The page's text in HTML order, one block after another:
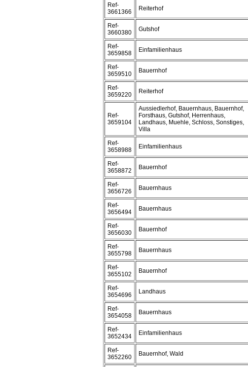
Ref-
3661366
Reiterhof
Ref-
3660380
Gutshof
Ref-
3659858
Einfamilienhaus
Ref-
3659510
Bauernhof
Ref-
3659220
Reiterhof
Ref-
3659104
Aussiedlerhof, Bauernhaus, Bauernhof,
Forsthaus, Gutshof, Herrenhaus,
Landhaus, Muehle, Schloss, Sonstiges,
Villa
Ref-
3658988
Einfamilienhaus
Ref-
3658872
Bauernhof
Ref-
3656726
Bauernhaus
Ref-
3656494
Bauernhaus
Ref-
3656030
Bauernhof
Ref-
3655798
Bauernhaus
Ref-
3655102
Bauernhof
Ref-
3654696
Landhaus
Ref-
3654058
Bauernhaus
Ref-
3652434
Einfamilienhaus
Ref-
3652260
Bauernhof, Wald